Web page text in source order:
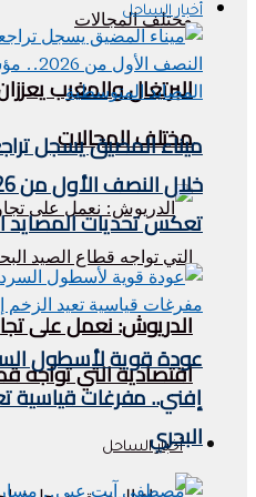
البرتغال والمغرب
مختلف المجالات
الدريوش: نعمل على
اقتصادية التي تواجه
أخبار الساحل
أخبار الساحل
ميناء المضيق يسجل
تعكس تحديات المصايد
عودة قوية لأسطول
إفني.. مفرغات قياسية
البحري